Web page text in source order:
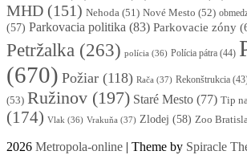
MHD (151) Nehoda (51) Nové Mesto (52)
(57) Parkovacia politika (83) Parkovacie zóny
Petržalka (263) polícia (36) Polícia pátra (44)
(670) Požiar (118) Rača (37) Rekonštrukcia
(53) Ružinov (197) Staré Mesto (77) Tip
(174) Vlak (36) Vrakuňa (37) Zlodej (58) Zoo
2026 Metropola-online | Theme by Spiracle